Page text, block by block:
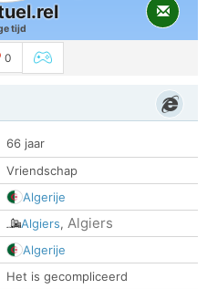
tijd
0
66 jaar
Vriendschap
Algerije
Algiers, Algiers
Algerije
Het is gecompliceerd